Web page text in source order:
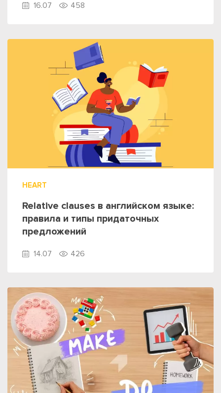
16.07 458
HEART
Relative clauses в английском языке:
правила и типы придаточных
предложений
14.07 426